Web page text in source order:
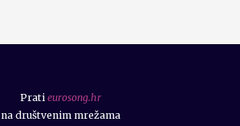
Prati eurosong.hr
na društvenim mrežama